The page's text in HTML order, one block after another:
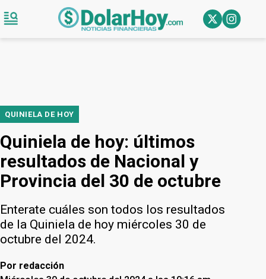
QUINIELA DE HOY
Quiniela de hoy: últimos
resultados de Nacional y
Provincia del 30 de octubre
Enterate cuáles son todos los resultados
de la Quiniela de hoy miércoles 30 de
octubre del 2024.
Por redacción